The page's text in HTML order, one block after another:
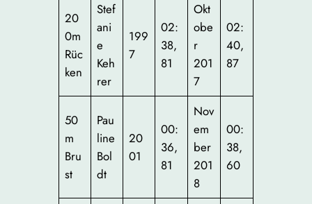
20
0m
Rüc
ken
Stef
ani
e
Keh
rer
199
7
02:
38,
81
Okt
obe
r
201
7
02:
40,
87
50
m
Bru
st
Pau
line
Bol
dt
20
01
00:
36,
81
Nov
em
ber
201
8
00:
38,
60